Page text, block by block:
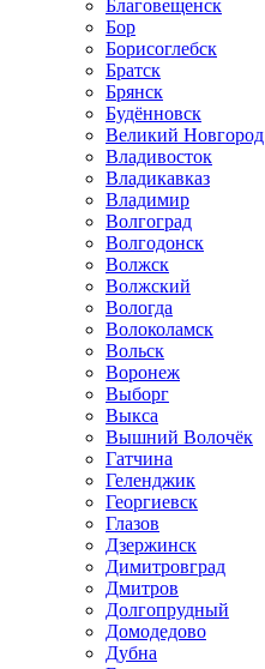
Благовещенск
Бор
Борисоглебск
Братск
Брянск
Будённовск
Великий Новгород
Владивосток
Владикавказ
Владимир
Волгоград
Волгодонск
Волжск
Волжский
Вологда
Волоколамск
Вольск
Воронеж
Выборг
Выкса
Вышний Волочёк
Гатчина
Геленджик
Георгиевск
Глазов
Дзержинск
Димитровград
Дмитров
Долгопрудный
Домодедово
Дубна